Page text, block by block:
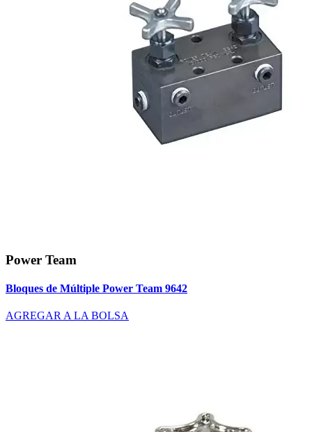
Power Team
Bloques de Múltiple Power Team 9642
AGREGAR A LA BOLSA